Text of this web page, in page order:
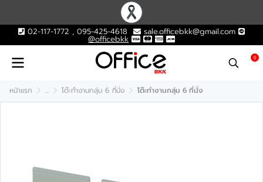
02-117-1772 , 095-425-4618 sale.officebkk@gmail.com
@officebkk
0
หน้าแรก ... โต๊ะทำงานกลุ่ม 6 ที่นั่ง โต๊ะทำงานกลุ่ม 6 ที่นั่ง